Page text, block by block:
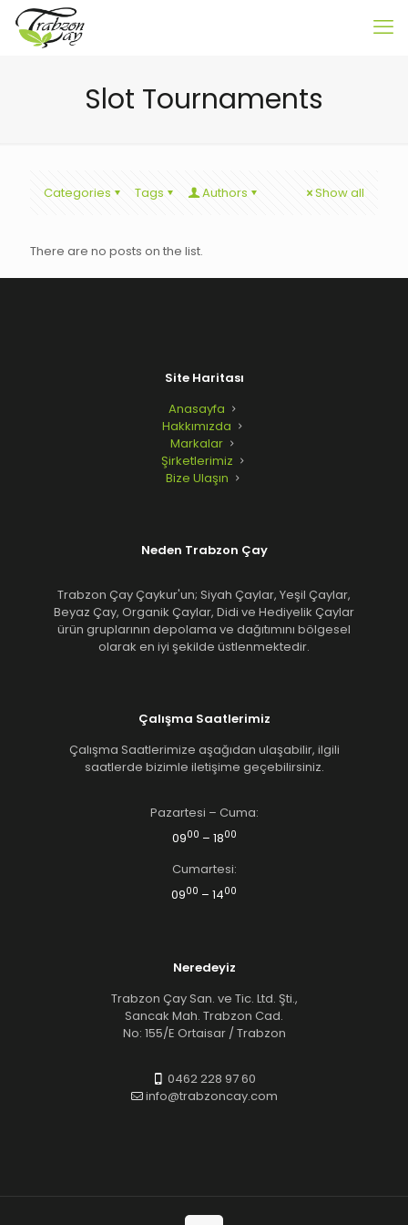
Slot Tournaments
Categories Tags Authors Show all
There are no posts on the list.
Site Haritası
Anasayfa
Hakkımızda
Markalar
Şirketlerimiz
Bize Ulaşın
Neden Trabzon Çay
Trabzon Çay Çaykur'un; Siyah Çaylar, Yeşil Çaylar,
Beyaz Çay, Organik Çaylar, Didi ve Hediyelik Çaylar
ürün gruplarının depolama ve dağıtımını bölgesel
olarak en iyi şekilde üstlenmektedir.
Çalışma Saatlerimiz
Çalışma Saatlerimize aşağıdan ulaşabilir, ilgili
saatlerde bizimle iletişime geçebilirsiniz.
Pazartesi – Cuma:
0900 – 1800
Cumartesi:
0900 – 1400
Neredeyiz
Trabzon Çay San. ve Tic. Ltd. Şti.,
Sancak Mah. Trabzon Cad.
No: 155/E Ortaisar / Trabzon
0462 228 97 60
info@trabzoncay.com